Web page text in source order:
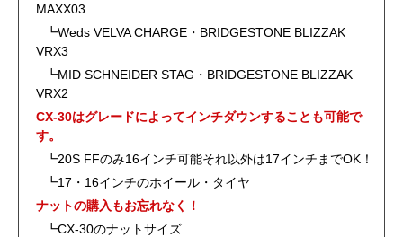
MAXX03
┗Weds VELVA CHARGE・BRIDGESTONE BLIZZAK
VRX3
┗MID SCHNEIDER STAG・BRIDGESTONE BLIZZAK
VRX2
CX-30はグレードによってインチダウンすることも可能で
す。
┗20S FFのみ16インチ可能それ以外は17インチまでOK！
┗17・16インチのホイール・タイヤ
ナットの購入もお忘れなく！
┗CX-30のナットサイズ